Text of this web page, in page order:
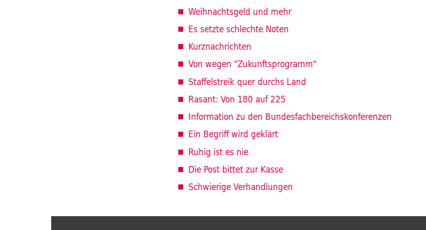
Weihnachtsgeld und mehr
Es setzte schlechte Noten
Kurznachrichten
Von wegen "Zukunftsprogramm"
Staffelstreik quer durchs Land
Rasant: Von 180 auf 225
Information zu den Bundesfachbereichskonferenzen
Ein Begriff wird geklärt
Ruhig ist es nie
Die Post bittet zur Kasse
Schwierige Verhandlungen